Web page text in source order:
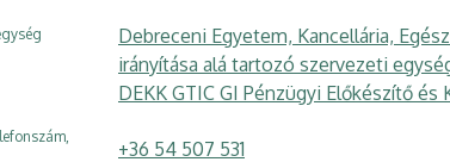
Debreceni Egyetem, Kancellária,
irányítása alá tartozó szervezeti
DEKK GTIC GI Pénzügyi Előkészítő
+36 54 507 531